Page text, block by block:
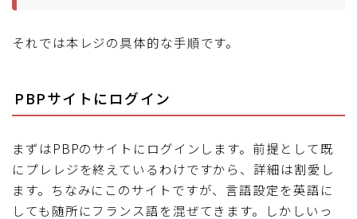
それでは本レジの具体的な手順です。
PBPサイトにログイン
まずはPBPのサイトにログインします。前提として既
にプレレジを終えているわけですから、詳細は割愛し
ます。ちなみにこのサイトですが、言語設定を英語に
しても随所にフランス語を混ぜてきます。しかしいっ